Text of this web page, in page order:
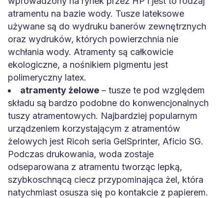
atramentu na bazie wody. Tusze lateksowe
używane są do wydruku banerów zewnętrznych
oraz wydruków, których powierzchnia nie
wchłania wody. Atramenty są całkowicie
ekologiczne, a nośnikiem pigmentu jest
polimeryczny latex.
atramenty żelowe – tusze te pod względem
składu są bardzo podobne do konwencjonalnych
tuszy atramentowych. Najbardziej popularnym
urządzeniem korzystającym z atramentów
żelowych jest Ricoh seria GelSprinter, Aficio SG.
Podczas drukowania, woda zostaje
odseparowana z atramentu tworząc lepką,
szybkoschnącą ciecz przypominająca żel, która
natychmiast osusza się po kontakcie z papierem.